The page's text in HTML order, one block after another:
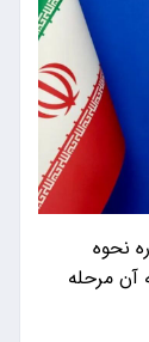
نحوه
آن مرحله